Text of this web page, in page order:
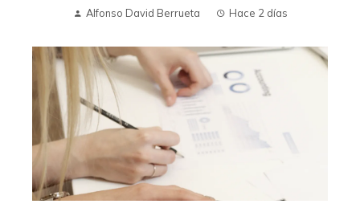
Alfonso David Berrueta Hace 2 días